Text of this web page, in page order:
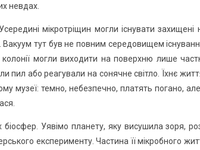
невдах.
мікротріщин могли існувати захищені
тут був не повним середовищем
могли виходити на поверхню лише
пил або реагували на сонячне світло. Їхнє
музеї: темно, небезпечно, платять погано,
Уявімо планету, яку висушила зоря,
експерименту. Частина її мікробного